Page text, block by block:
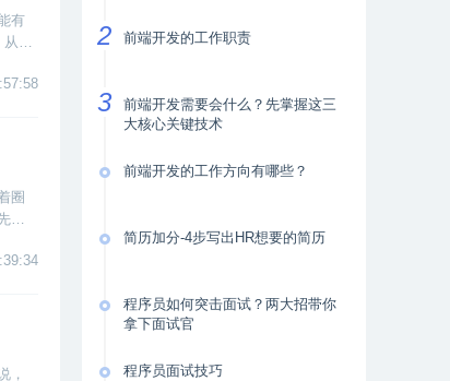
有
从而
圈
练
，
前端开发的工作职责
前端开发需要会什么？先掌握这三
大核心关键技术
前端开发的工作方向有哪些？
简历加分-4步写出HR想要的简历
程序员如何突击面试？两大招带你
拿下面试官
程序员面试技巧